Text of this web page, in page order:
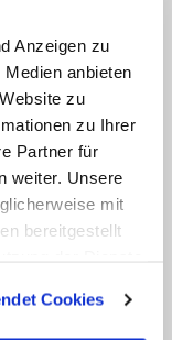
Anzeigen zu
anbieten
zu
zu Ihrer
Partner für
weiter. Unsere
mit
bereitgestellt
Cookies
der
aber auch
sein,
Straße
er nach
sie heil